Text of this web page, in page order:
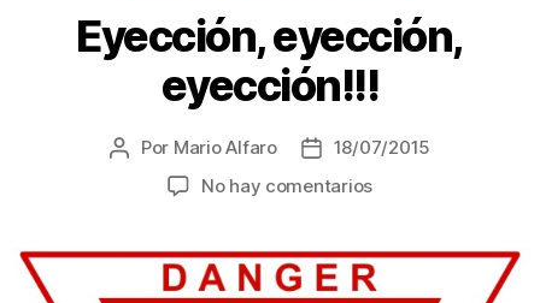
Eyección, eyección,
eyección!!!
Autor
Por Mario Alfaro
Fecha18/07/2015
No hay comentariosen
eyección!!!